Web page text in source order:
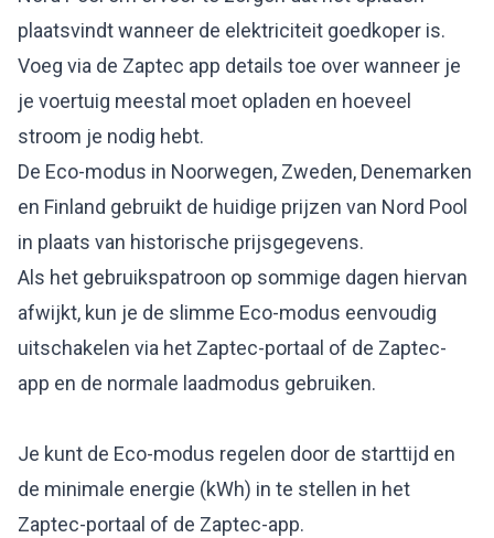
plaatsvindt wanneer de elektriciteit goedkoper is.
Voeg via de Zaptec app details toe over wanneer je
je voertuig meestal moet opladen en hoeveel
stroom je nodig hebt.
De Eco-modus in Noorwegen, Zweden, Denemarken
en Finland gebruikt de huidige prijzen van Nord Pool
in plaats van historische prijsgegevens.
Als het gebruikspatroon op sommige dagen hiervan
afwijkt, kun je de slimme Eco-modus eenvoudig
uitschakelen via het Zaptec-portaal of de Zaptec-
app en de normale laadmodus gebruiken.
Je kunt de Eco-modus regelen door de starttijd en
de minimale energie (kWh) in te stellen in het
Zaptec-portaal of de Zaptec-app.